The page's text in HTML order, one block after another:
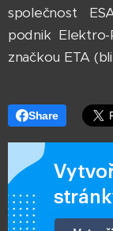
společnost
podnik
značkou ETA
Share